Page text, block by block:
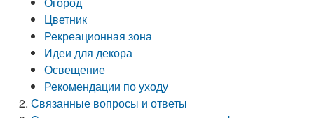
Цветник
Рекреационная зона
Идеи для декора
Освещение
Рекомендации по уходу
Связанные вопросы и ответы